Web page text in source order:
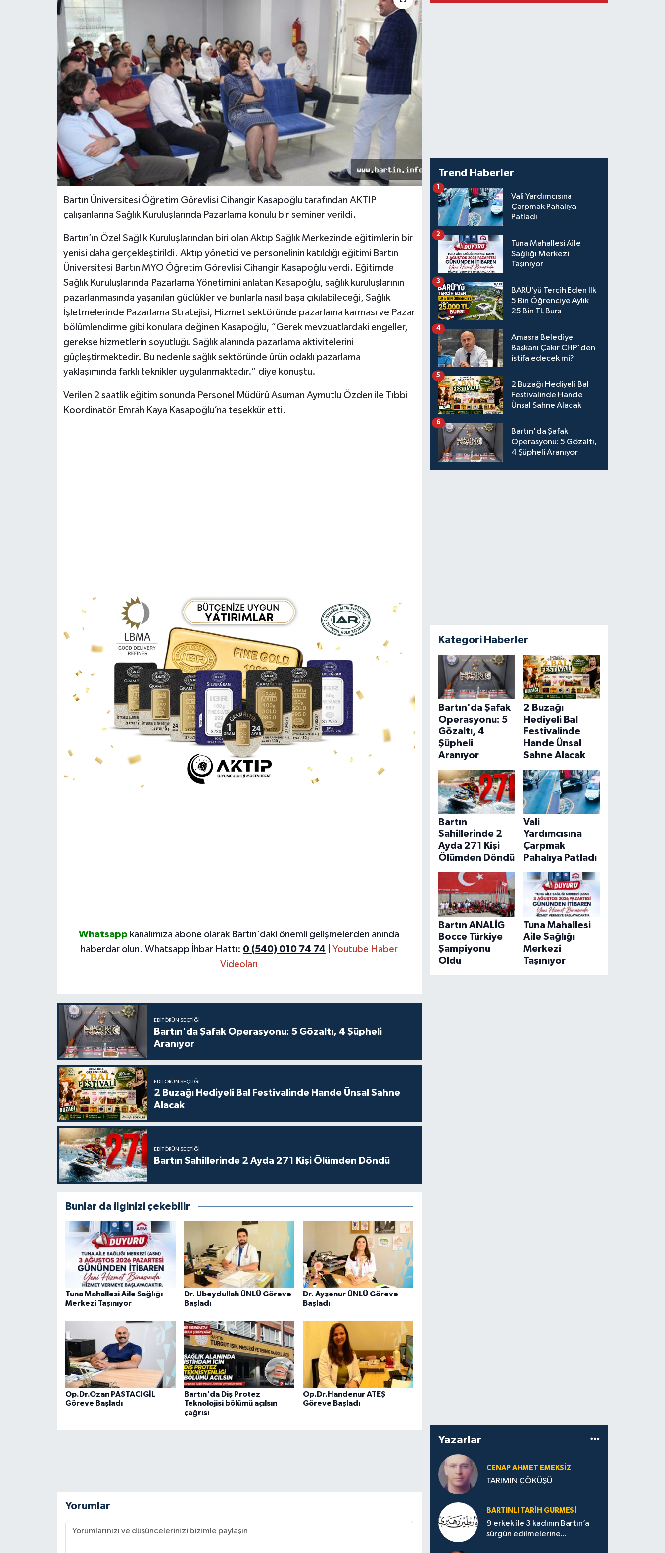
Bartın Üniversitesi Öğretim Görevlisi Cihangir Kasapoğlu tarafından AKTIP
çalışanlarına Sağlık Kuruluşlarında Pazarlama konulu bir seminer verildi.
Bartın’ın Özel Sağlık Kuruluşlarından biri olan Aktıp Sağlık Merkezinde eğitimlerin bir
yenisi daha gerçekleştirildi. Aktıp yönetici ve personelinin katıldığı eğitimi Bartın
Üniversitesi Bartın MYO Öğretim Görevlisi Cihangir Kasapoğlu verdi. Eğitimde
Sağlık Kuruluşlarında Pazarlama Yönetimini anlatan Kasapoğlu, sağlık kuruluşlarının
pazarlanmasında yaşanılan güçlükler ve bunlarla nasıl başa çıkılabileceği, Sağlık
İşletmelerinde Pazarlama Stratejisi, Hizmet sektöründe pazarlama karması ve Pazar
bölümlendirme gibi konulara değinen Kasapoğlu, “Gerek mevzuatlardaki engeller,
gerekse hizmetlerin soyutluğu Sağlık alanında pazarlama aktivitelerini
güçleştirmektedir. Bu nedenle sağlık sektöründe ürün odaklı pazarlama
yaklaşımında farklı teknikler uygulanmaktadır.” diye konuştu.
Verilen 2 saatlik eğitim sonunda Personel Müdürü Asuman Aymutlu Özden ile Tıbbi
Koordinatör Emrah Kaya Kasapoğlu’na teşekkür etti.
Whatsapp kanalımıza abone olarak Bartın'daki önemli gelişmelerden anında
haberdar olun. Whatsapp İhbar Hattı: 0 (540) 010 74 74
Youtube Haber
Videoları
EDITÖRÜN SEÇTIĞI
Bartın'da Şafak Operasyonu: 5 Gözaltı, 4 Şüpheli
Aranıyor
EDITÖRÜN SEÇTIĞI
2 Buzağı Hediyeli Bal Festivalinde Hande Ünsal Sahne
Alacak
EDITÖRÜN SEÇTIĞI
Bartın Sahillerinde 2 Ayda 271 Kişi Ölümden Döndü
Bunlar da ilginizi çekebilir
Tuna Mahallesi Aile Sağlığı
Merkezi Taşınıyor
Dr. Ubeydullah ÜNLÜ Göreve
Başladı
Dr. Ayşenur ÜNLÜ Göreve
Başladı
Op.Dr.Ozan PASTACIGİL
Göreve Başladı
Bartın'da Diş Protez
Teknolojisi bölümü açılsın
çağrısı
Op.Dr.Handenur ATEŞ
Göreve Başladı
Yorumlar
Trend Haberler
Vali Yardımcısına
Çarpmak Pahalıya
Patladı
1
Tuna Mahallesi Aile
Sağlığı Merkezi
Taşınıyor
2
BARÜ’yü Tercih Eden İlk
5 Bin Öğrenciye Aylık
25 Bin TL Burs
3
Amasra Belediye
Başkanı Çakır CHP'den
istifa edecek mi?
4
2 Buzağı Hediyeli Bal
Festivalinde Hande
Ünsal Sahne Alacak
5
Bartın'da Şafak
Operasyonu: 5 Gözaltı,
4 Şüpheli Aranıyor
6
Kategori Haberler
Bartın'da Şafak
Operasyonu: 5
Gözaltı, 4
Şüpheli
Aranıyor
2 Buzağı
Hediyeli Bal
Festivalinde
Hande Ünsal
Sahne Alacak
Bartın
Sahillerinde 2
Ayda 271 Kişi
Ölümden Döndü
Vali
Yardımcısına
Çarpmak
Pahalıya Patladı
Bartın ANALİG
Bocce Türkiye
Şampiyonu
Oldu
Tuna Mahallesi
Aile Sağlığı
Merkezi
Taşınıyor
Yazarlar
CENAP AHMET EMEKSİZ
TARIMIN ÇÖKÜŞÜ
BARTINLI TARIH GURMESI
9 erkek ile 3 kadının Bartın’a
sürgün edilmelerine...
Sinema
Sivil Toplum